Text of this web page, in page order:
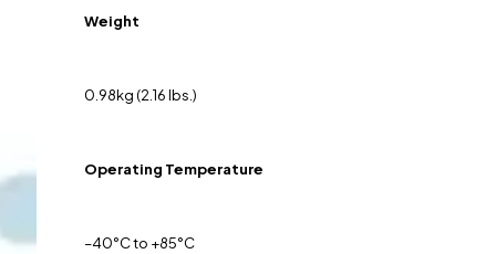
Weight
0.98kg (2.16 lbs.)
Operating Temperature
–40°C to +85°C